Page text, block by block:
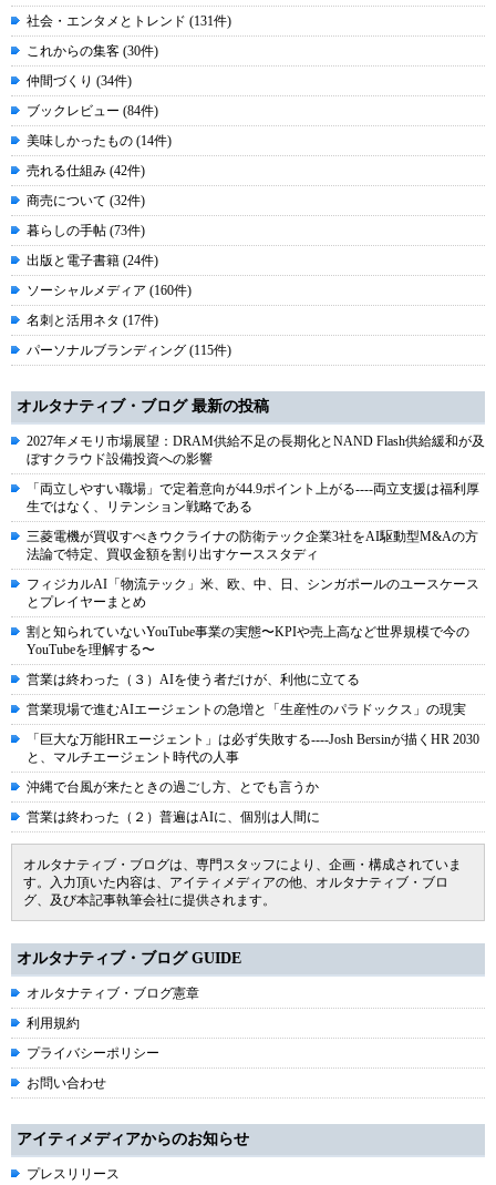
社会・エンタメとトレンド (131件)
これからの集客 (30件)
仲間づくり (34件)
ブックレビュー (84件)
美味しかったもの (14件)
売れる仕組み (42件)
商売について (32件)
暮らしの手帖 (73件)
出版と電子書籍 (24件)
ソーシャルメディア (160件)
名刺と活用ネタ (17件)
パーソナルブランディング (115件)
オルタナティブ・ブログ 最新の投稿
2027年メモリ市場展望：DRAM供給不足の長期化とNAND Flash供給緩和が及
ぼすクラウド設備投資への影響
「両立しやすい職場」で定着意向が44.9ポイント上がる----両立支援は福利厚
生ではなく、リテンション戦略である
三菱電機が買収すべきウクライナの防衛テック企業3社をAI駆動型M&Aの方
法論で特定、買収金額を割り出すケーススタディ
フィジカルAI「物流テック」米、欧、中、日、シンガポールのユースケース
とプレイヤーまとめ
割と知られていないYouTube事業の実態〜KPIや売上高など世界規模で今の
YouTubeを理解する〜
営業は終わった（３）AIを使う者だけが、利他に立てる
営業現場で進むAIエージェントの急増と「生産性のパラドックス」の現実
「巨大な万能HRエージェント」は必ず失敗する----Josh Bersinが描くHR 2030
と、マルチエージェント時代の人事
沖縄で台風が来たときの過ごし方、とでも言うか
営業は終わった（２）普遍はAIに、個別は人間に
オルタナティブ・ブログは、専門スタッフにより、企画・構成されていま
す。入力頂いた内容は、アイティメディアの他、オルタナティブ・ブロ
グ、及び本記事執筆会社に提供されます。
オルタナティブ・ブログ GUIDE
オルタナティブ・ブログ憲章
利用規約
プライバシーポリシー
お問い合わせ
アイティメディアからのお知らせ
プレスリリース